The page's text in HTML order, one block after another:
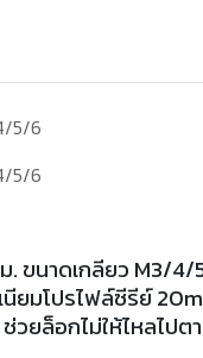
5/6
5/6
.ขนาดเกลียว M3/4/
นียมโปรไฟล์ซีรีย์ 20
วยล็อกไม่ให้ไหลไปต